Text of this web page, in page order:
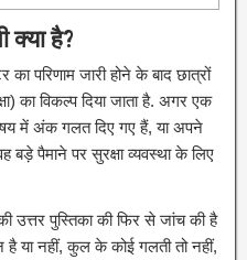
है?
का परिणाम जारी होने के बाद छात्रों
का विकल्प दिया जाता है. अगर एक
में अंक गलत दिए गए हैं, या अपने
बड़े पैमाने पर सुरक्षा व्यवस्था के लिए
की उत्तर पुस्तिका की फिर से जांच की है
या नहीं, कुल के कोई गलती तो नहीं,